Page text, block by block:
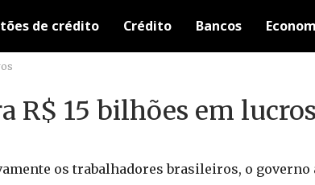
de crédito Crédito Bancos
R$ 15 bilhões em
os trabalhadores brasileiros, o